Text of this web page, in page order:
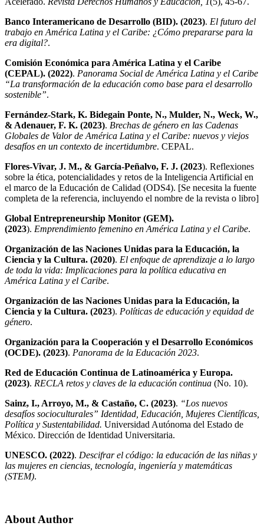
Banco Interamericano de Desarrollo (BID). (2023). El futuro del
trabajo en América Latina y el Caribe: ¿Cómo prepararse para la
era digital?.
Comisión Económica para América Latina y el Caribe
(CEPAL). (2022). Panorama Social de América Latina y el Caribe
“La transformación de la educación como base para el desarrollo
sostenible”.
Fernández-Stark, K. Bidegain Ponte, N., Mulder, N., Weck, W.,
& Adenauer, F. K. (2023). Brechas de género en las Cadenas
Globales de Valor de América Latina y el Caribe: nuevos y viejos
desafíos en un contexto de incertidumbre. CEPAL.
Flores-Vivar, J. M., & García-Peñalvo, F. J. (2023). Reflexiones
sobre la ética, potencialidades y retos de la Inteligencia Artificial en
el marco de la Educación de Calidad (ODS4). [Se necesita la fuente
completa de la referencia, incluyendo el nombre de la revista o libro]
Global Entrepreneurship Monitor (GEM).
(2023). Emprendimiento femenino en América Latina y el Caribe.
Organización de las Naciones Unidas para la Educación, la
Ciencia y la Cultura. (2020). El enfoque de aprendizaje a lo largo
de toda la vida: Implicaciones para la política educativa en
América Latina y el Caribe.
Organización de las Naciones Unidas para la Educación, la
Ciencia y la Cultura. (2023). Políticas de educación y equidad de
género.
Organización para la Cooperación y el Desarrollo Económicos
(OCDE). (2023). Panorama de la Educación 2023.
Red de Educación Continua de Latinoamérica y Europa.
(2023). RECLA retos y claves de la educación continua (No. 10).
Sainz, I., Arroyo, M., & Castaño, C. (2023). “Los nuevos
desafíos socioculturales” Identidad, Educación, Mujeres Científicas,
Política y Sustentabilidad. Universidad Autónoma del Estado de
México. Dirección de Identidad Universitaria.
UNESCO. (2022). Descifrar el código: la educación de las niñas y
las mujeres en ciencias, tecnología, ingeniería y matemáticas
(STEM).
About Author